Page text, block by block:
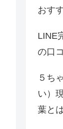
おす
LINE
の口
５ち
い）
葉と